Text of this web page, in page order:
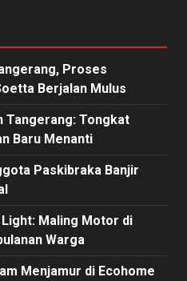
Proses
Berjalan Mulus
Tangerang: Tongkat
Baru Menanti
Paskibraka Banjir
Maling Motor di
Warga
Menjamur di Ecohome